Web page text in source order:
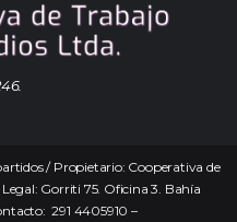
/ Propietario: Cooperativa de
Gorriti 75. Oficina 3. Bahía
291 4405910 –